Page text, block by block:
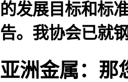
的发展目标和标
告。我协会已就
亚洲金属：那